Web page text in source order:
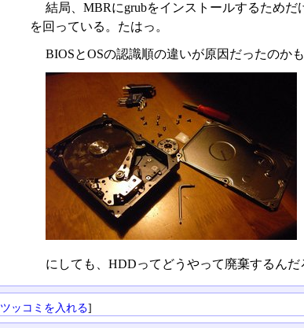
結局、MBRにgrubをインストールするため
を回っている。たはっ。
BIOSとOSの認識順の違いが原因だったのか
にしても、HDDってどうやって廃棄するん
ツッコミを入れる]